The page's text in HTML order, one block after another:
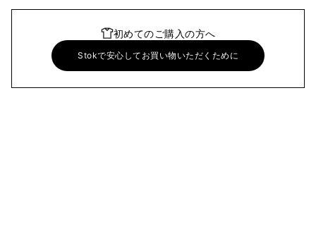
初めてのご購入の方へ
Stokで安心してお買い物いただくために